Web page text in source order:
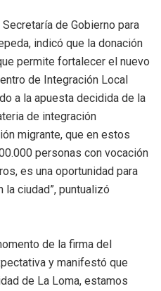
de Gobierno para
indicó que la donación
permite fortalecer el nuevo
de Integración Local
a la apuesta decidida de la
de integración
migrante, que en estos
personas con vocación
es una oportunidad para
ciudad”, puntualizó
de la firma del
y manifestó que
de La Loma, estamos